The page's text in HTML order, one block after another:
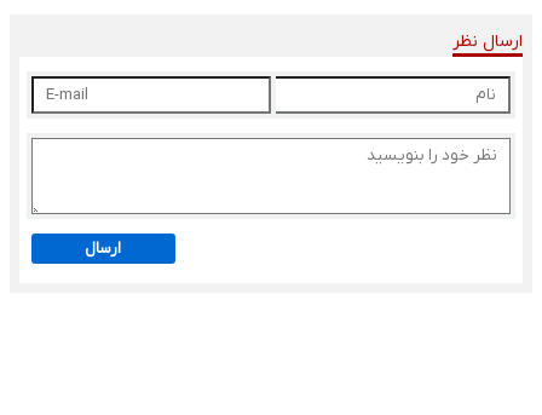
ارسال نظر
ارسال